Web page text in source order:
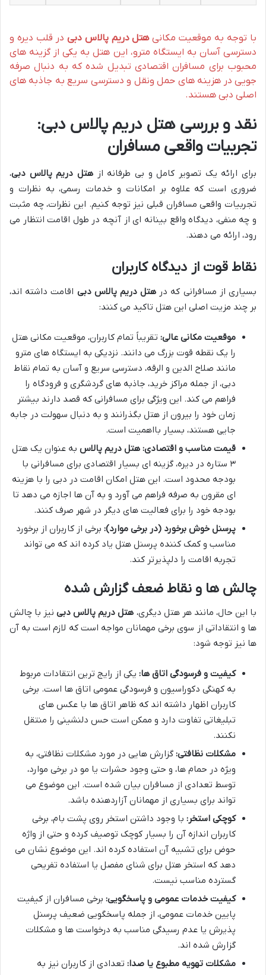
با توجه به موقعیت مکانیهتل دریم پالاس دبی در قلب دیره و
دسترسی آسان به ایستگاه مترو، این هتل به یکی از گزینه های
محبوب برای مسافران اقتصادی تبدیل شده که به دنبال صرفه
جویی در هزینه های حمل ونقل و دسترسی سریع به جاذبه های
اصلی دبی هستند.
نقد و بررسی هتل دریم پالاس دبی:
تجربیات واقعی مسافران
برای ارائه یک تصویر کامل و بی طرفانه از هتل دریم پالاس دبی،
ضروری است که علاوه بر امکانات و خدمات رسمی، به نظرات و
تجربیات واقعی مسافران قبلی نیز توجه کنیم. این نظرات، چه مثبت
و چه منفی، دیدگاه واقع بینانه ای از آنچه در طول اقامت انتظار می
رود، ارائه می دهند.
نقاط قوت از دیدگاه کاربران
بسیاری از مسافرانی که در هتل دریم پالاس دبی اقامت داشته اند،
بر چند مزیت اصلی این هتل تاکید می کنند:
موقعیت مکانی عالی: تقریباً تمام کاربران، موقعیت مکانی هتل
را یک نقطه قوت بزرگ می دانند. نزدیکی به ایستگاه های مترو
مانند صلاح الدین و الرقه، دسترسی سریع و آسان به تمام نقاط
دبی، از جمله مراکز خرید، جاذبه های گردشگری و فرودگاه را
فراهم می کند. این ویژگی برای مسافرانی که قصد دارند بیشتر
زمان خود را بیرون از هتل بگذرانند و به دنبال سهولت در جابه
جایی هستند، بسیار بااهمیت است.
قیمت مناسب و اقتصادی: هتل دریم پالاس به عنوان یک هتل
۳ ستاره در دیره، گزینه ای بسیار اقتصادی برای مسافرانی با
بودجه محدود است. این هتل امکان اقامت در دبی را با هزینه
ای مقرون به صرفه فراهم می آورد و به آن ها اجازه می دهد تا
بودجه خود را برای فعالیت های دیگر در شهر صرف کنند.
پرسنل خوش برخورد (در برخی موارد): برخی از کاربران از برخورد
مناسب و کمک کننده پرسنل هتل یاد کرده اند که می تواند
تجربه اقامت را دلپذیرتر کند.
چالش ها و نقاط ضعف گزارش شده
با این حال، مانند هر هتل دیگری، هتل دریم پالاس دبینیز با چالش
ها و انتقاداتی از سوی برخی مهمانان مواجه است که لازم است به آن
ها نیز توجه شود:
کیفیت و فرسودگی اتاق ها: یکی از رایج ترین انتقادات مربوط
به کهنگی دکوراسیون و فرسودگی عمومی اتاق ها است. برخی
کاربران اظهار داشته اند که ظاهر اتاق ها با عکس های
تبلیغاتی تفاوت دارد و ممکن است حس دلنشینی را منتقل
نکنند.
مشکلات نظافتی: گزارش هایی در مورد مشکلات نظافتی، به
ویژه در حمام ها، و حتی وجود حشرات یا مو در برخی موارد،
توسط تعدادی از مسافران بیان شده است. این موضوع می
تواند برای بسیاری از مهمانان آزاردهنده باشد.
کوچکی استخر: با وجود داشتن استخر روی پشت بام، برخی
کاربران اندازه آن را بسیار کوچک توصیف کرده و حتی از واژه
حوض برای تشبیه آن استفاده کرده اند. این موضوع نشان می
دهد که استخر هتل برای شنای مفصل یا استفاده تفریحی
گسترده مناسب نیست.
کیفیت خدمات عمومی و پاسخگویی: برخی مسافران از کیفیت
پایین خدمات عمومی، از جمله پاسخگویی ضعیف پرسنل
پذیرش یا عدم رسیدگی مناسب به درخواست ها و مشکلات
گزارش شده اند.
مشکلات تهویه مطبوع یا صدا: تعدادی از کاربران نیز به